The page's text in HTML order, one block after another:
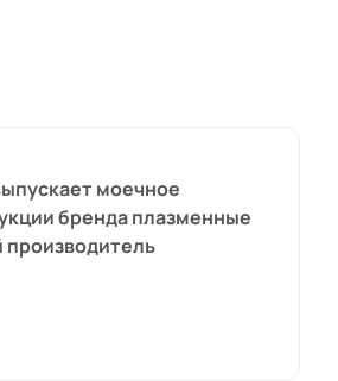
моечное
бренда плазменные
центрах